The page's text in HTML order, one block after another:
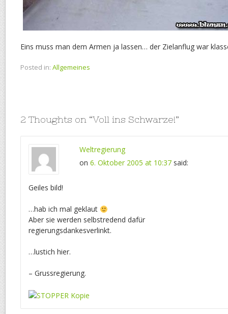
Eins muss man dem Armen ja lassen… der Zielanflug war
Posted in: Allgemeines
2 Thoughts on “Voll ins Schwarze!”
Weltregierung
on 6. Oktober 2005 at 10:37 said:
Geiles bild!
…hab ich mal geklaut
Aber sie werden selbstredend dafür
regierungsdankesverlinkt.
…lustich hier.
– Grussregierung.